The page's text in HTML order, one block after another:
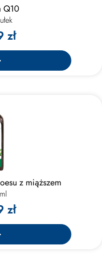
Q10
zł
z miąższem
zł